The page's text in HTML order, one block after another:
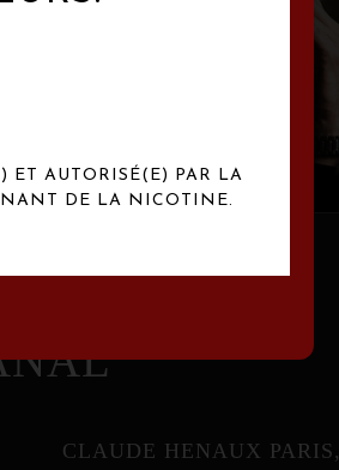
CLAUDE HENAUX PARIS,
ET AUTORISÉ(E) PAR LA
DE LA NICOTINE.